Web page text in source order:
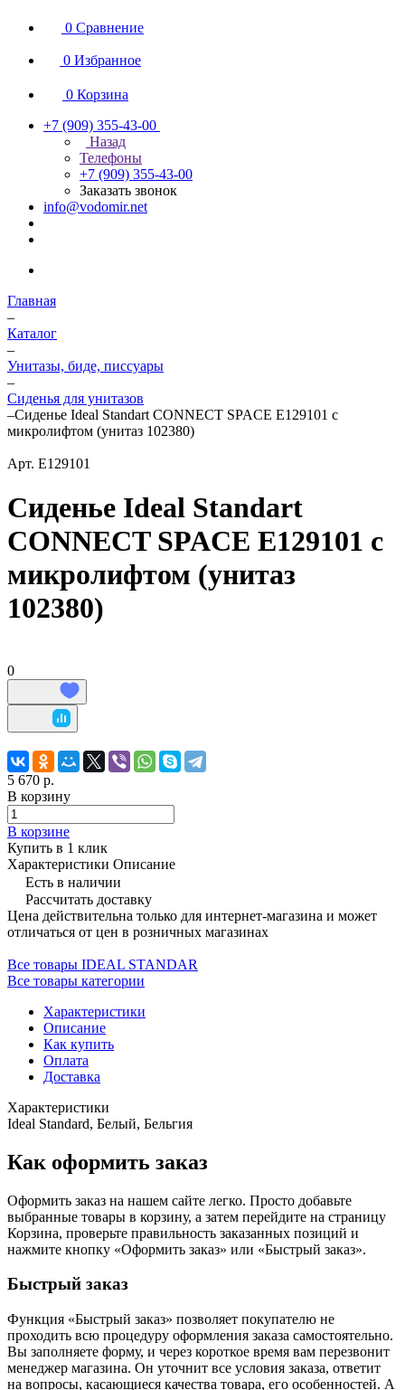
0 Сравнение
0 Избранное
0 Корзина
+7 (909) 355-43-00
Назад
Телефоны
+7 (909) 355-43-00
Заказать звонок
info@vodomir.net
Главная
–
Каталог
–
Унитазы, биде, писсуары
–
Сиденья для унитазов
–Сиденье Ideal Standart CONNECT SPACE Е129101 с
микролифтом (унитаз 102380)
Арт. E129101
Сиденье Ideal Standart
CONNECT SPACE Е129101 с
микролифтом (унитаз
102380)
0
5 670 р.
В корзину
В корзине
Купить в 1 клик
Характеристики Описание
Есть в наличии
Рассчитать доставку
Цена действительна только для интернет-магазина и может
отличаться от цен в розничных магазинах
Все товары IDEAL STANDAR
Все товары категории
Характеристики
Описание
Как купить
Оплата
Доставка
Характеристики
Ideal Standard, Белый, Бельгия
Как оформить заказ
Оформить заказ на нашем сайте легко. Просто добавьте
выбранные товары в корзину, а затем перейдите на страницу
Корзина, проверьте правильность заказанных позиций и
нажмите кнопку «Оформить заказ» или «Быстрый заказ».
Быстрый заказ
Функция «Быстрый заказ» позволяет покупателю не
проходить всю процедуру оформления заказа самостоятельно.
Вы заполняете форму, и через короткое время вам перезвонит
менеджер магазина. Он уточнит все условия заказа, ответит
на вопросы, касающиеся качества товара, его особенностей. А